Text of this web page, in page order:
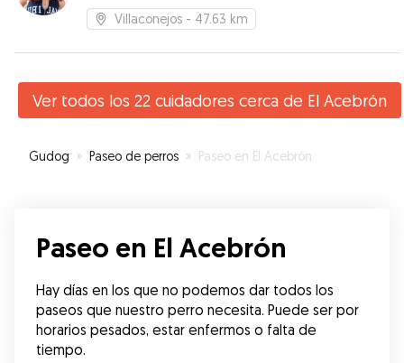
Villaconejos - 47.63 km
Ver todos los 22 cuidadores cerca de El Acebrón
Gudog » Paseo de perros » Paseo en El Acebrón
Paseo en El Acebrón
Hay días en los que no podemos dar todos los
paseos que nuestro perro necesita. Puede ser por
horarios pesados, estar enfermos o falta de
tiempo.